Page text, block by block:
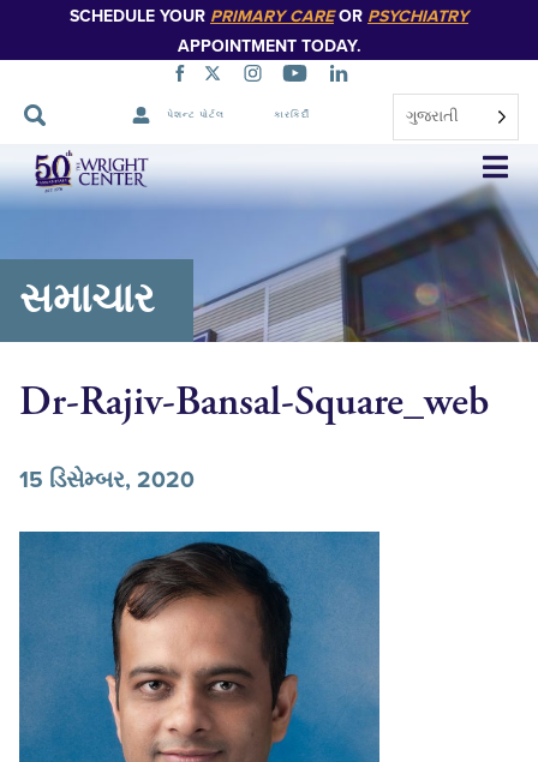
SCHEDULE YOUR PRIMARY CAREOR PSYCHIATRY
APPOINTMENT TODAY.
પેશન્ટ પોર્ટલ કારકિર્દી ગુજરાતી
નેવિગેશન
છોડો
સમાચાર
Dr-Rajiv-Bansal-Square_web
15 ડિસેમ્બર, 2020